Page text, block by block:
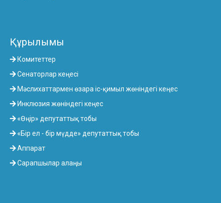
Құрылымы
Комитеттер
Сенаторлар кеңесі
Мәслихаттармен өзара іс-қимыл жөніндегі кеңес
Инклюзия жөніндегі кеңес
«Өңір» депутаттық тобы
«Бір ел - бір мүдде» депутаттық тобы
Аппарат
Сарапшылар алаңы